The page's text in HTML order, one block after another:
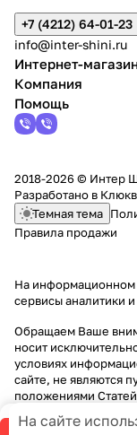
+7 (4212) 64-01-23
info@inter-shini.ru
Интернет-
Компания
Помощь
2018-2026 © Интер
Разработано в
Темная тема
Правила продажи
На информационном
сервисы аналитики
Обращаем Ваше
носит
условиях
сайте, не являются
положениями
На сайте